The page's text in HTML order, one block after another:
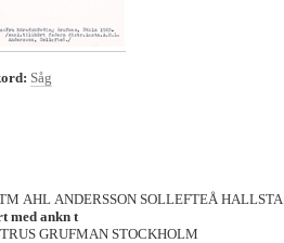
Såg
AHL ANDERSSON SOLLEFTEÅ HALLSTA
med ankn t
GRUFMAN STOCKHOLM